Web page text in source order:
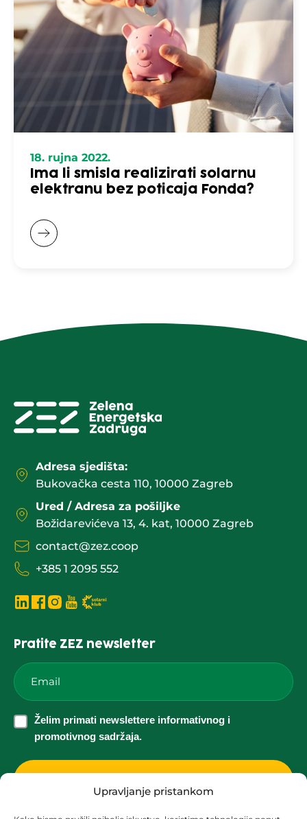
Upravljanje pristankom
18. rujna 2022.
Ima li smisla realizirati solarnu
elektranu bez poticaja Fonda?
Adresa sjedišta:
Bukovačka cesta 110, 10000 Zagreb
Ured / Adresa za pošiljke
Božidarevićeva 13, 4. kat, 10000 Zagreb
contact@zez.coop
+385 1 2095 552
Pratite ZEZ newsletter
Email
*
Želim
primati
informativnog
Želim primati newslettere informativnog i
promotivnog sadržaja.